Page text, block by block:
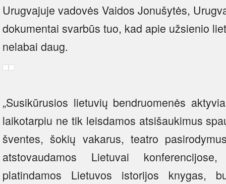
Urugvajuje vadovės Vaidos Jonušytės,
dokumentai svarbūs tuo, kad apie užsienio
nelabai daug.
„Susikūrusios lietuvių bendruomenės
laikotarpiu ne tik leisdamos atsišaukimus
šventes, šokių vakarus, teatro
atstovaudamos Lietuvai
platindamos Lietuvos istorijos knygas,